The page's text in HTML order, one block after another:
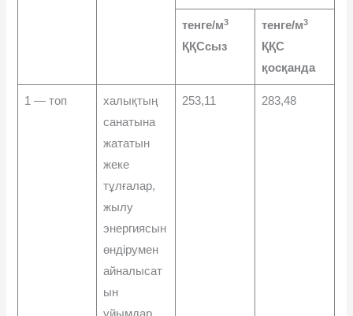
тенге/м3
ҚҚСсыз
тенге/м3
ҚҚС
қосқанда
1 — топ
халықтың
санатына
жататын
жеке
тұлғалар,
жылу
энергиясын
өндірумен
айналысат
ын
253,11 283,48